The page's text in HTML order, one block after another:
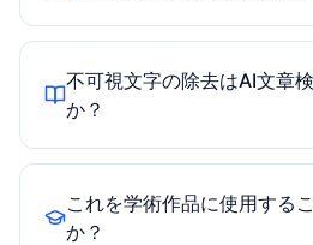
ん。
この制限により、サービ
ツールを完全無料で提供で
簡単なクリーニング作業
不可視文字の除去はAI文章
か？
いいえ。Turnitinや
は、不可視のUnicode文字
る文章 — 単語選択や文の
これを学術作品に使用する
か？